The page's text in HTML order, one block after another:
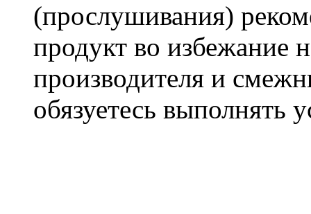
(прослушивания)
продукт во избежание
производителя и
обязуетесь выполнять